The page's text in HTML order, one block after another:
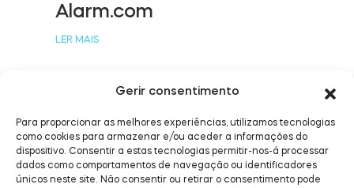
Gerir consentimento
Para proporcionar as melhores experiências, utilizamos tecnologias
como cookies para armazenar e/ou aceder a informações do
dispositivo. Consentir a estas tecnologias permitir-nos-á processar
dados como comportamentos de navegação ou identificadores
únicos neste site. Não consentir ou retirar o consentimento pode
Módulo BleBox Smart Relay
Alarm.com
LER MAIS
Tedee já funciona com o
Samsung SmartThings
LER MAIS